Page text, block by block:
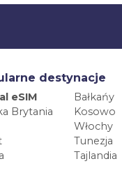
destynacje
eSIM
Bałkańy
Brytania
Kosowo
Włochy
Tunezja
Tajlandia